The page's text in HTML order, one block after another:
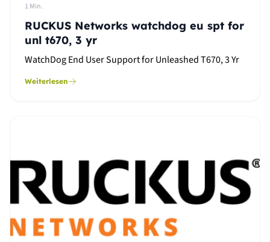
1 Min.
RUCKUS Networks watchdog eu spt for
unl t670, 3 yr
WatchDog End User Support for Unleashed T670, 3 Yr
Weiterlesen